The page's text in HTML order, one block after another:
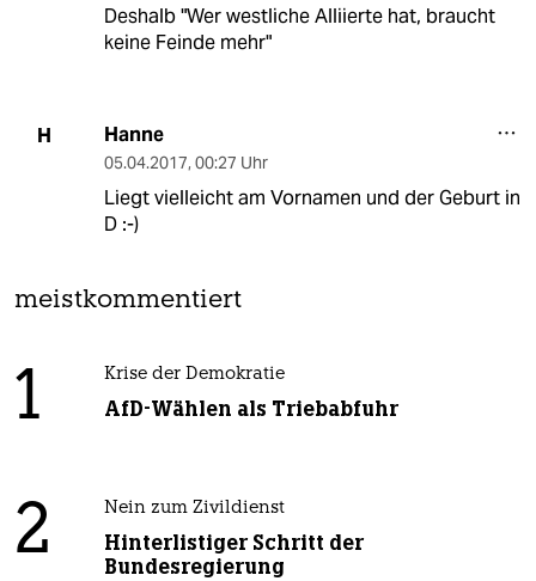
Deshalb "Wer westliche Alliierte hat, braucht
keine Feinde mehr"
H Hanne
05.04.2017, 00:27 Uhr
Liegt vielleicht am Vornamen und der Geburt in
D :-)
meistkommentiert
1 Krise der Demokratie
AfD-Wählen als Triebabfuhr
2 Nein zum Zivildienst
Hinterlistiger Schritt der
Bundesregierung